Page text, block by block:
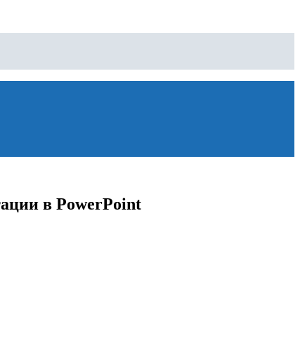
в PowerPoint